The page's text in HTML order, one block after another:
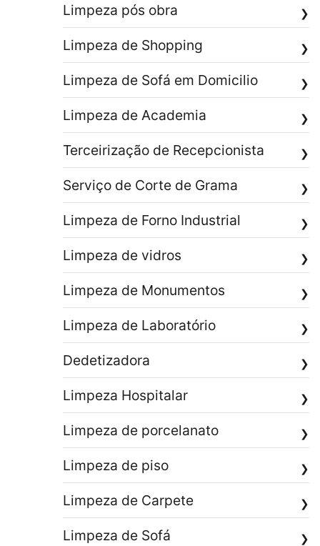
Limpeza pós obra ❯
Limpeza de Shopping ❯
Limpeza de Sofá em Domicilio ❯
Limpeza de Academia ❯
Terceirização de Recepcionista ❯
Serviço de Corte de Grama ❯
Limpeza de Forno Industrial ❯
Limpeza de vidros ❯
Limpeza de Monumentos ❯
Limpeza de Laboratório ❯
Dedetizadora ❯
Limpeza Hospitalar ❯
Limpeza de porcelanato ❯
Limpeza de piso ❯
Limpeza de Carpete ❯
Limpeza de Sofá ❯